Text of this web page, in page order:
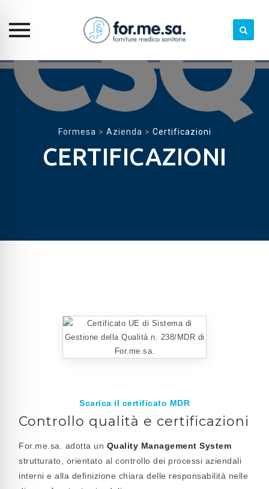
to
content
Formesa > Azienda > Certificazioni
CERTIFICAZIONI
Scarica il certificato MDR
Controllo qualità e certificazioni
For.me.sa. adotta un Quality Management System
strutturato, orientato al controllo dei processi aziendali
interni e alla definizione chiara delle responsabilità nelle